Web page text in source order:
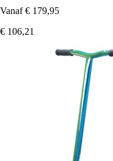
Vanaf € 179,95
€ 106,21